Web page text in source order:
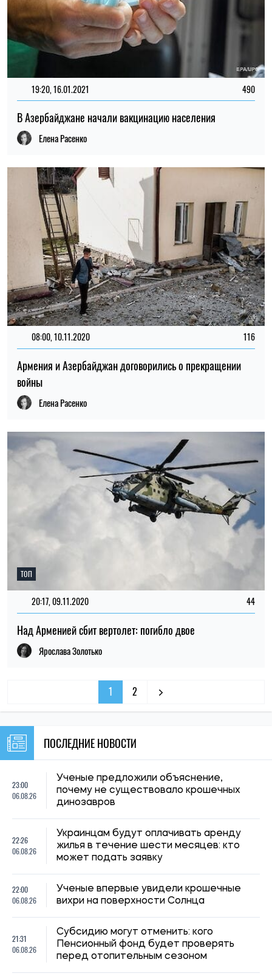
19:20, 16.01.2021 490
В Азербайджане начали вакцинацию населения
Елена Расенко
08:00, 10.11.2020 116
Армения и Азербайджан договорились о прекращении
войны
Елена Расенко
ТОП
20:17, 09.11.2020 44
Над Арменией сбит вертолет: погибло двое
Ярослава Золотько
1 2
ПОСЛЕДНИЕ НОВОСТИ
23:00
06.08.26
Ученые предложили объяснение,
почему не существовало крошечных
динозавров
22:26
06.08.26
Украинцам будут оплачивать аренду
жилья в течение шести месяцев: кто
может подать заявку
22:00
06.08.26
Ученые впервые увидели крошечные
вихри на поверхности Солнца
21:31
06.08.26
Субсидию могут отменить: кого
Пенсионный фонд будет проверять
перед отопительным сезоном